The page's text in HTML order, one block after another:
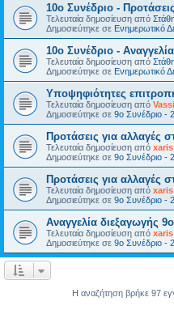
10ο Συνέδριο -
Τελευταία δημοσίευση από
Δημοσιεύτηκε σε Ενημερωτικό
10ο Συνέδριο -
Τελευταία δημοσίευση από
Δημοσιεύτηκε σε Ενημερωτικό
Υποψηφιότητες
Τελευταία δημοσίευση από
Δημοσιεύτηκε σε 9ο Συνέδριο -
Προτάσεις για αλλαγές
Τελευταία δημοσίευση από xaris
Δημοσιεύτηκε σε 9ο Συνέδριο -
Προτάσεις για αλλαγές
Τελευταία δημοσίευση από xaris
Δημοσιεύτηκε σε 9ο Συνέδριο -
Αναγγελία διεξαγωγής
Τελευταία δημοσίευση από xaris
Δημοσιεύτηκε σε 9ο Συνέδριο -
Η αναζήτηση βρήκε 97